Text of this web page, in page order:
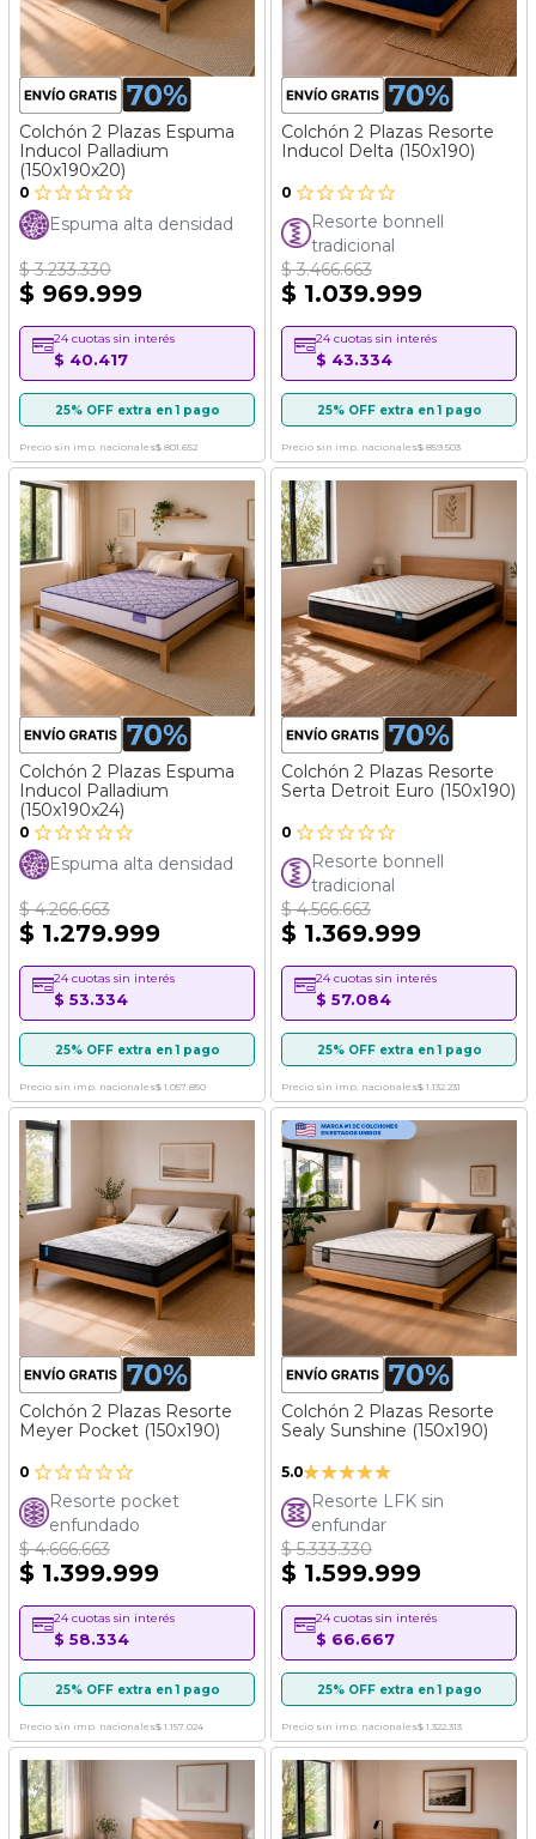
Colchón 2 Plazas Espuma
Inducol Palladium
(150x190x20)
0
Espuma alta densidad
$ 3.233.330
$ 969.999
24 cuotas sin interés
$ 40.417
25% OFF extra en 1 pago
Precio sin imp. nacionales$ 801.652
Colchón 2 Plazas Resorte
Inducol Delta (150x190)
0
Resorte bonnell
tradicional
$ 3.466.663
$ 1.039.999
24 cuotas sin interés
$ 43.334
25% OFF extra en 1 pago
Precio sin imp. nacionales$ 859.503
Colchón 2 Plazas Espuma
Inducol Palladium
(150x190x24)
0
Espuma alta densidad
$ 4.266.663
$ 1.279.999
24 cuotas sin interés
$ 53.334
25% OFF extra en 1 pago
Precio sin imp. nacionales$ 1.057.850
Colchón 2 Plazas Resorte
Serta Detroit Euro (150x190)
0
Resorte bonnell
tradicional
$ 4.566.663
$ 1.369.999
24 cuotas sin interés
$ 57.084
25% OFF extra en 1 pago
Precio sin imp. nacionales$ 1.132.231
Colchón 2 Plazas Resorte
Meyer Pocket (150x190)
0
Resorte pocket
enfundado
$ 4.666.663
$ 1.399.999
24 cuotas sin interés
$ 58.334
25% OFF extra en 1 pago
Precio sin imp. nacionales$ 1.157.024
Colchón 2 Plazas Resorte
Sealy Sunshine (150x190)
5.0Valoración:
100%
Resorte LFK sin
enfundar
$ 5.333.330
$ 1.599.999
24 cuotas sin interés
$ 66.667
25% OFF extra en 1 pago
Precio sin imp. nacionales$ 1.322.313